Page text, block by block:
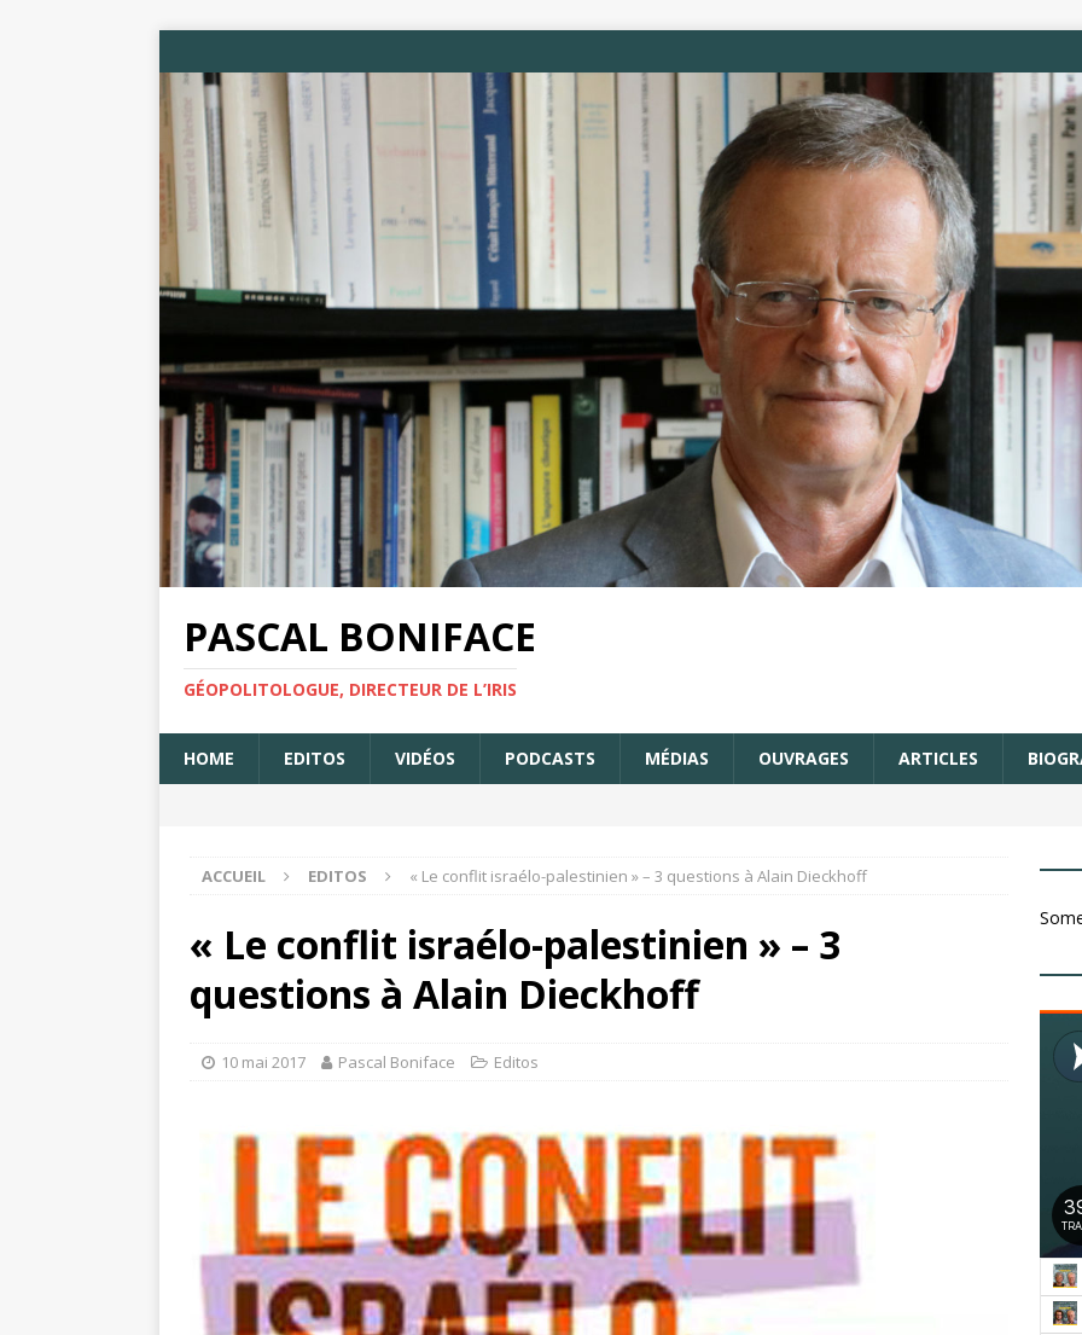
PASCAL BONIFACE
GÉOPOLITOLOGUE, DIRECTEUR DE L’IRIS
HOME EDITOS VIDÉOS PODCASTS MÉDIAS OUVRAGES ARTICLES
ACCUEIL EDITOS « Le conflit israélo-palestinien » – 3 questions à Alain Dieckhoff
« Le conflit israélo-palestinien » – 3
questions à Alain Dieckhoff
10 mai 2017 Pascal Boniface Editos